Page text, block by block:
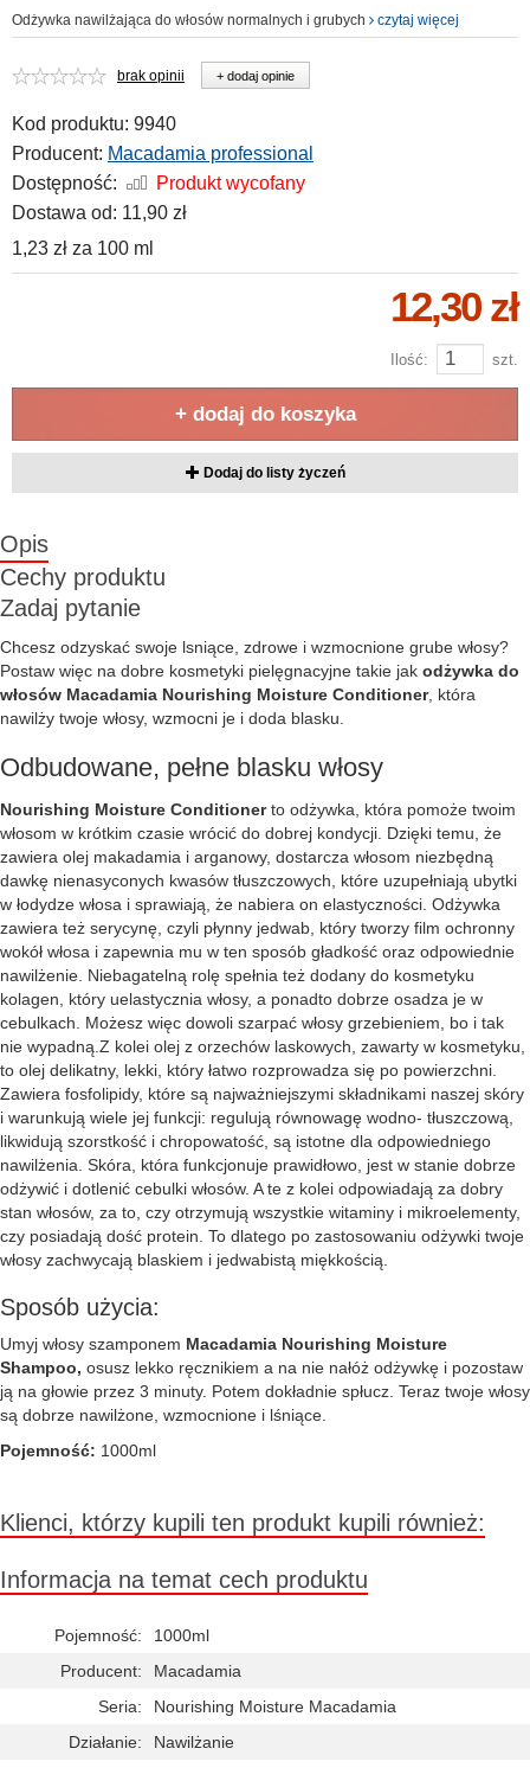
Odżywka nawilżająca do włosów normalnych i grubych czytaj więcej
brak opinii + dodaj opinie
Kod produktu: 9940
Producent: Macadamia professional
Dostępność:
Produkt wycofany
Dostawa od: 11,90 zł
1,23 zł za 100 ml
12,30 zł
Ilość: szt.
+ dodaj do koszyka
Dodaj do listy życzeń
Opis
Cechy produktu
Zadaj pytanie
Chcesz odzyskać swoje lsniące, zdrowe i wzmocnione grube włosy?
Postaw więc na dobre kosmetyki pielęgnacyjne takie jak odżywka do
włosów Macadamia Nourishing Moisture Conditioner, która
nawilży twoje włosy, wzmocni je i doda blasku.
Odbudowane, pełne blasku włosy
Nourishing Moisture Conditionerto odżywka, która pomoże twoim
włosom w krótkim czasie wrócić do dobrej kondycji. Dzięki temu, że
zawiera olej makadamia i arganowy, dostarcza włosom niezbędną
dawkę nienasyconych kwasów tłuszczowych, które uzupełniają ubytki
w łodydze włosa i sprawiają, że nabiera on elastyczności. Odżywka
zawiera też serycynę, czyli płynny jedwab, który tworzy film ochronny
wokół włosa i zapewnia mu w ten sposób gładkość oraz odpowiednie
nawilżenie. Niebagatelną rolę spełnia też dodany do kosmetyku
kolagen, który uelastycznia włosy, a ponadto dobrze osadza je w
cebulkach. Możesz więc dowoli szarpać włosy grzebieniem, bo i tak
nie wypadną.Z kolei olej z orzechów laskowych, zawarty w kosmetyku,
to olej delikatny, lekki, który łatwo rozprowadza się po powierzchni.
Zawiera fosfolipidy, które są najważniejszymi składnikami naszej skóry
i warunkują wiele jej funkcji: regulują równowagę wodno- tłuszczową,
likwidują szorstkość i chropowatość, są istotne dla odpowiedniego
nawilżenia. Skóra, która funkcjonuje prawidłowo, jest w stanie dobrze
odżywić i dotlenić cebulki włosów. A te z kolei odpowiadają za dobry
stan włosów, za to, czy otrzymują wszystkie witaminy i mikroelementy,
czy posiadają dość protein. To dlatego po zastosowaniu odżywki twoje
włosy zachwycają blaskiem i jedwabistą miękkością.
Sposób użycia:
Umyj włosy szamponem Macadamia Nourishing Moisture
Shampoo, osusz lekko ręcznikiem a na nie nałóż odżywkę i pozostaw
ją na głowie przez 3 minuty. Potem dokładnie spłucz. Teraz twoje włosy
są dobrze nawilżone, wzmocnione i lśniące.
Pojemność: 1000ml
Klienci, którzy kupili ten produkt kupili również:
Informacja na temat cech produktu
Pojemność:
1000ml
Producent:
Macadamia
Seria:
Nourishing Moisture Macadamia
Działanie:
Nawilżanie